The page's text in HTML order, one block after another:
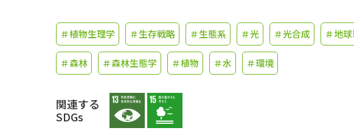
＃植物生理学 ＃生存戦略 ＃生態系 ＃光 ＃光合成 ＃地
＃森林 ＃森林生態学 ＃植物 ＃水 ＃環境
関連する
SDGs